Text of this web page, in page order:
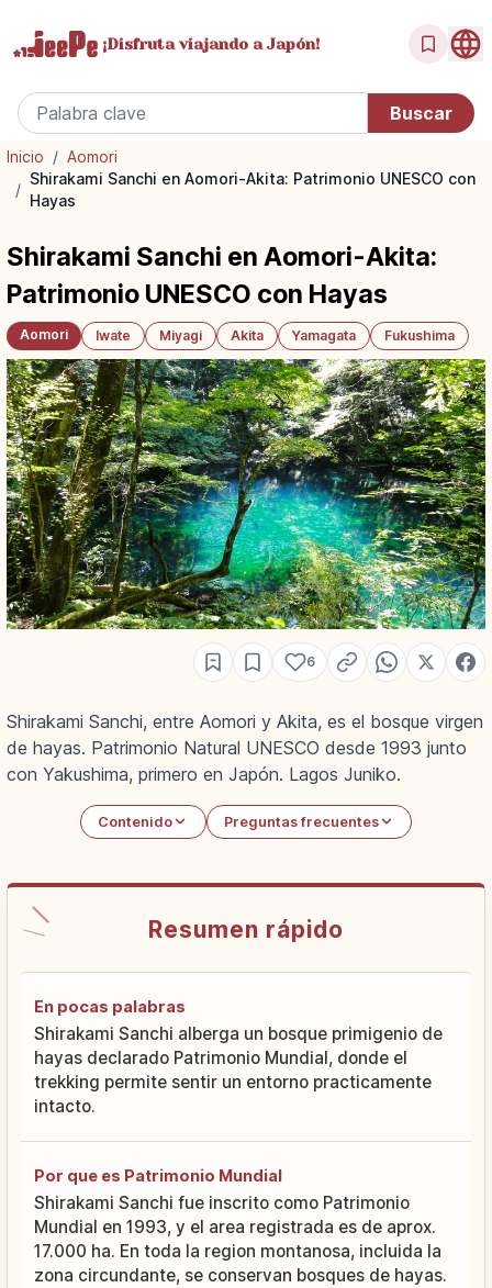
¡Disfrutaviajando a Japón!
Inicio / Aomori
/
Shirakami Sanchi en Aomori-Akita: Patrimonio UNESCO con
Hayas
Shirakami Sanchi en Aomori-Akita:
Patrimonio UNESCO con Hayas
Aomori Iwate Miyagi Akita Yamagata Fukushima
6
Shirakami Sanchi, entre Aomori y Akita, es el bosque virgen
de hayas. Patrimonio Natural UNESCO desde 1993 junto
con Yakushima, primero en Japón. Lagos Juniko.
Contenido Preguntas frecuentes
Resumen rápido
En pocas palabras
Shirakami Sanchi alberga un bosque primigenio de
hayas declarado Patrimonio Mundial, donde el
trekking permite sentir un entorno practicamente
intacto.
Por que es Patrimonio Mundial
Shirakami Sanchi fue inscrito como Patrimonio
Mundial en 1993, y el area registrada es de aprox.
17.000 ha. En toda la region montanosa, incluida la
zona circundante, se conservan bosques de hayas.